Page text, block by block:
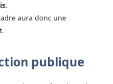
.
aura donc une
publique